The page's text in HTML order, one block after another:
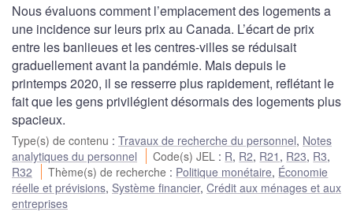
Nous évaluons comment l’emplacement des logements a
une incidence sur leurs prix au Canada. L’écart de prix
entre les banlieues et les centres-villes se réduisait
graduellement avant la pandémie. Mais depuis le
printemps 2020, il se resserre plus rapidement, reflétant le
fait que les gens privilégient désormais des logements plus
spacieux.
Type(s) de contenu : Travaux de recherche du personnel, Notes
analytiques du personnel
Code(s) JEL : R, R2, R21 , R23, R3,
R32
Thème(s) de recherche : Politique monétaire, Économie
réelle et prévisions, Système financier, Crédit aux ménages et aux
entreprises